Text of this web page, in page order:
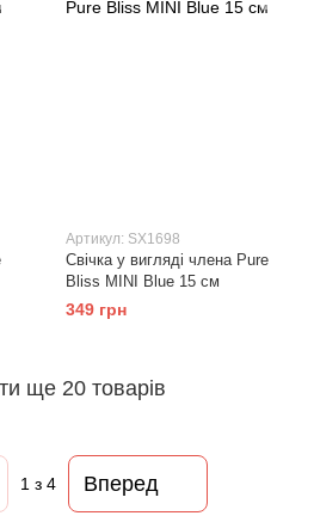
Артикул: SX1698
Свічка у вигляді члена Pure
Bliss MINI Blue 15 см
349 грн
ще 20 товарів
1 з 4 Вперед